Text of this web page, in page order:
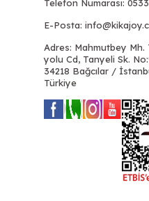
Telefon Numarası:
E-Posta:
Adres: Mahmutbey Mh.
yolu Cd, Tanyeli Sk.
34218 Bağcılar /
Türkiye